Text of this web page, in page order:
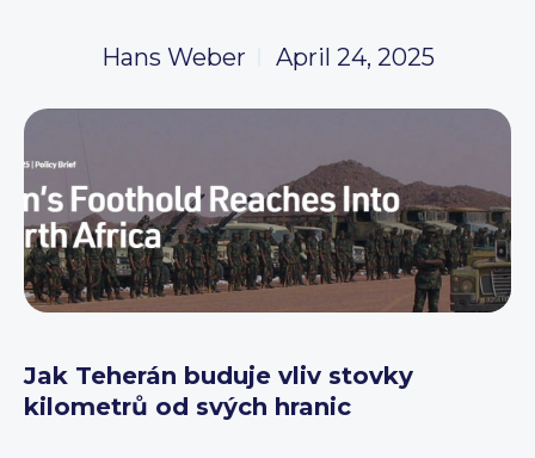
Hans Weber April 24, 2025
Jak Teherán buduje vliv stovky
kilometrů od svých hranic